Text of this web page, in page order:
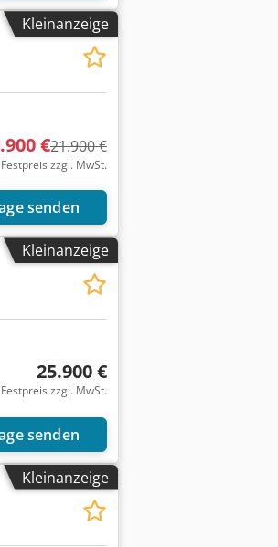
Kleinanzeige
€21.900 €
Festpreis zzgl. MwSt.
senden
Kleinanzeige
25.900 €
Festpreis zzgl. MwSt.
senden
Kleinanzeige